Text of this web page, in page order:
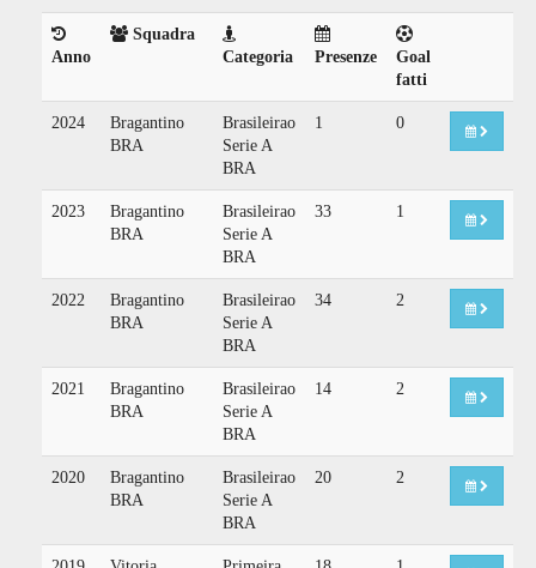
Anno
Squadra
Categoria
Presenze
Goal
fatti
2024
Bragantino
BRA
Brasileirao
Serie A
BRA
1 0
2023
Bragantino
BRA
Brasileirao
Serie A
BRA
33 1
2022
Bragantino
BRA
Brasileirao
Serie A
BRA
34 2
2021
Bragantino
BRA
Brasileirao
Serie A
BRA
14 2
2020
Bragantino
BRA
Brasileirao
Serie A
BRA
20 2